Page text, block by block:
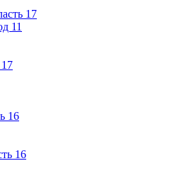
17
11
17
16
16